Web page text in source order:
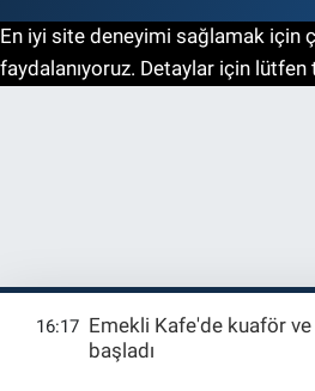
En iyi site deneyimi sağlamak için
faydalanıyoruz. Detaylar için lütfen
16:17 Emekli Kafe'de kuaför
başladı